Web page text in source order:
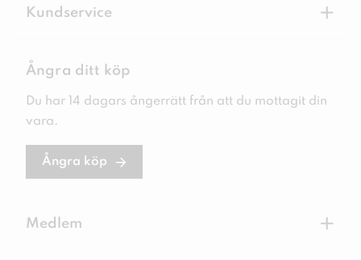
Kundservice +
Ångra ditt köp
Du har 14 dagars ångerrätt från att du mottagit din
vara.
Ångra köp
Medlem +